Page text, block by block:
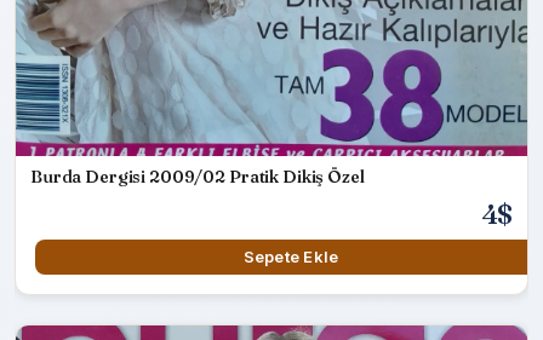
Burda Dergisi 2009/02 Pratik Dikiş Özel
4$
Sepete Ekle